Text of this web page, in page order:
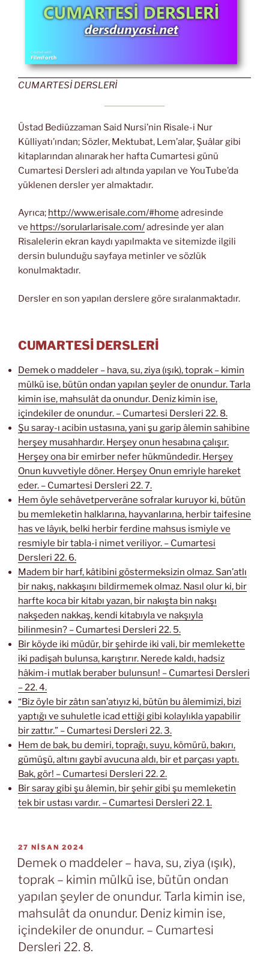
CUMARTESİ DERSLERİ
Üstad Bediüzzaman Said Nursi’nin Risale-i Nur
Külliyatı’ından; Sözler, Mektubat, Lem’alar, Şuâlar gibi
kitaplarından alınarak her hafta Cumartesi günü
Cumartesi Dersleri adı altında yapılan ve YouTube’da
yüklenen dersler yer almaktadır.
Ayrıca; http://www.erisale.com/#home adresinde
ve https://sorularlarisale.com/adresinde yer alan
Risalelerin ekran kaydı yapılmakta ve sitemizde ilgili
dersin bulunduğu sayfaya metinler ve sözlük
konulmaktadır.
Dersler en son yapılan derslere göre sıralanmaktadır.
CUMARTESİ DERSLERİ
Demek o maddeler – hava, su, ziya (ışık), toprak – kimin
mülkü ise, bütün ondan yapılan şeyler de onundur. Tarla
kimin ise, mahsulât da onundur. Deniz kimin ise,
içindekiler de onundur. – Cumartesi Dersleri 22. 8.
Şu saray-ı acibin ustasına, yani şu garip âlemin sahibine
herşey musahhardır. Herşey onun hesabına çalışır.
Herşey ona bir emirber nefer hükmündedir. Herşey
Onun kuvvetiyle döner. Herşey Onun emriyle hareket
eder. – Cumartesi Dersleri 22. 7.
Hem öyle sehâvetperverâne sofralar kuruyor ki, bütün
bu memleketin halklarına, hayvanlarına, herbir taifesine
has ve lâyık, belki herbir ferdine mahsus ismiyle ve
resmiyle bir tabla-i nimet veriliyor. – Cumartesi
Dersleri 22. 6.
Madem bir harf, kâtibini göstermeksizin olmaz. San’atlı
bir nakış, nakkaşını bildirmemek olmaz. Nasıl olur ki, bir
harfte koca bir kitabı yazan, bir nakışta bin nakşı
nakşeden nakkaş, kendi kitabıyla ve nakşıyla
bilinmesin? – Cumartesi Dersleri 22. 5.
Bir köyde iki müdür, bir şehirde iki vali, bir memlekette
iki padişah bulunsa, karıştırır. Nerede kaldı, hadsiz
hâkim-i mutlak beraber bulunsun! – Cumartesi Dersleri
– 22. 4.
“Biz öyle bir zâtın san’atıyız ki, bütün bu âlemimizi, bizi
yaptığı ve suhuletle icad ettiği gibi kolaylıkla yapabilir
bir zattır.” – Cumartesi Dersleri 22. 3.
Hem de bak, bu demiri, toprağı, suyu, kömürü, bakırı,
gümüşü, altını gaybî avucuna aldı, bir et parçası yaptı.
Bak, gör! – Cumartesi Dersleri 22. 2.
Bir saray gibi şu âlemin, bir şehir gibi şu memleketin
tek bir ustası vardır. – Cumartesi Dersleri 22. 1.
YAYIM
TARIHI
27 NISAN 2024
Demek o maddeler – hava, su, ziya (ışık),
toprak – kimin mülkü ise, bütün ondan
yapılan şeyler de onundur. Tarla kimin ise,
mahsulât da onundur. Deniz kimin ise,
içindekiler de onundur. – Cumartesi
Dersleri 22. 8.